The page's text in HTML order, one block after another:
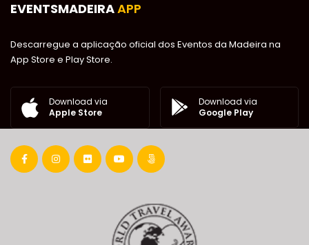
EVENTSMADEIRAAPP
Descarregue a aplicação oficial dos Eventos da Madeira na
App Store e Play Store.
Download via
Apple Store
Download via
Google Play